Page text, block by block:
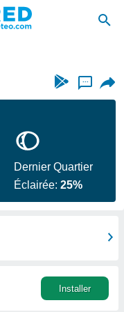
...
Dernier Quartier
Éclairée:25%
Installer